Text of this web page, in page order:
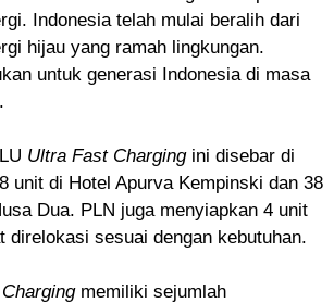
Indonesia telah mulai beralih dari
hijau yang ramah lingkungan.
untuk generasi Indonesia di masa
Ultra Fast Chargingini disebar di
unit di Hotel Apurva Kempinski dan 38
Dua. PLN juga menyiapkan 4 unit
direlokasi sesuai dengan kebutuhan.
memiliki sejumlah